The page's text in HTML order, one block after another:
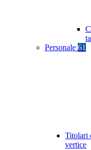
Personale 61
Titolari
vertice